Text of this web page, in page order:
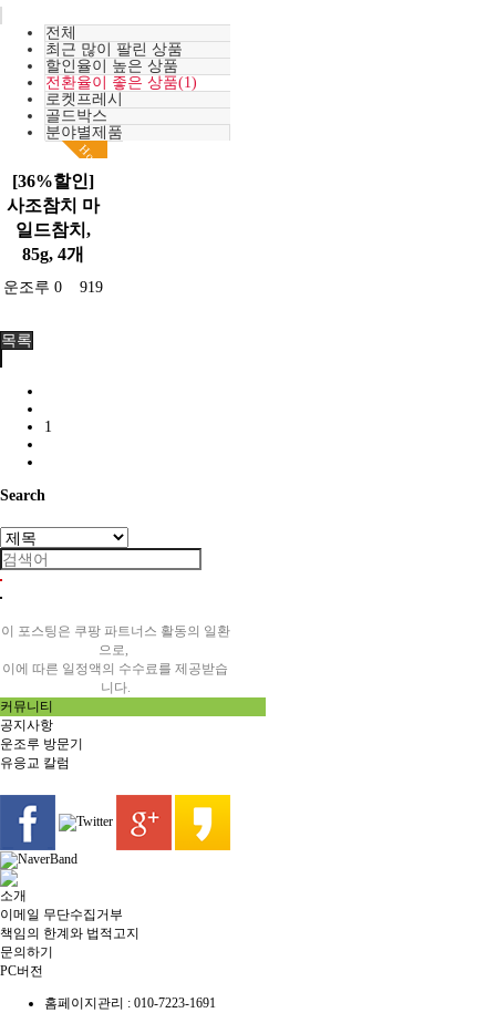
전체
최근 많이 팔린 상품
할인율이 높은 상품
전환율이 좋은 상품(1)
로켓프레시
골드박스
분야별제품
Hot
[36%할인]
사조참치 마
일드참치,
85g, 4개
운조루 0 919
목록
1
Search
이 포스팅은 쿠팡 파트너스 활동의 일환
으로,
이에 따른 일정액의 수수료를 제공받습
니다.
커뮤니티
공지사항
운조루 방문기
유응교 칼럼
소개
이메일 무단수집거부
책임의 한계와 법적고지
문의하기
PC버전
홈페이지관리 : 010-7223-1691